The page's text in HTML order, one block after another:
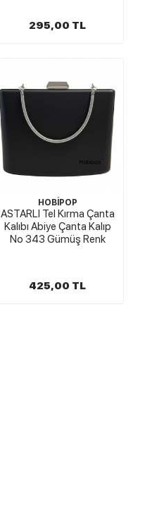
295,00 TL
HOBİPOP
ASTARLI Tel Kırma Çanta
Kalıbı Abiye Çanta Kalıp
No 343 Gümüş Renk
425,00 TL